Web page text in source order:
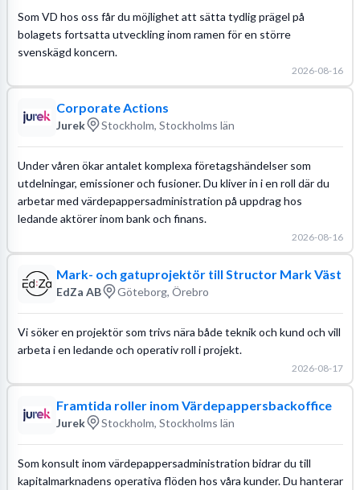
Som VD hos oss får du möjlighet att sätta tydlig prägel på
bolagets fortsatta utveckling inom ramen för en större
svenskägd koncern.
2026-08-16
Corporate Actions
Jurek Stockholm, Stockholms län
Under våren ökar antalet komplexa företagshändelser som
utdelningar, emissioner och fusioner. Du kliver in i en roll där du
arbetar med värdepappersadministration på uppdrag hos
ledande aktörer inom bank och finans.
2026-08-16
Mark- och gatuprojektör till Structor Mark Väst
EdZa AB Göteborg, Örebro
Vi söker en projektör som trivs nära både teknik och kund och vill
arbeta i en ledande och operativ roll i projekt.
2026-08-17
Framtida roller inom Värdepappersbackoffice
Jurek Stockholm, Stockholms län
Som konsult inom värdepappersadministration bidrar du till
kapitalmarknadens operativa flöden hos våra kunder. Du hanterar